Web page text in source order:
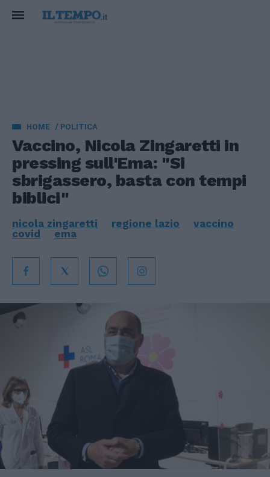
HOME POLITICA
Vaccino, Nicola Zingaretti in
pressing sull'Ema: "Si
sbrigassero, basta con tempi
biblici"
nicola zingaretti regione lazio
vaccino
covid
ema